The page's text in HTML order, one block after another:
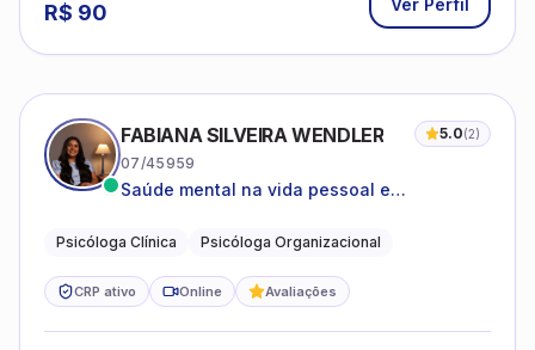
R$ 90
FABIANA SILVEIRA WENDLER 5.0(2)
07/45959
Saúde mental na vida pessoal e
Psicóloga Clínica Psicóloga Organizacional
CRP ativo Online Avaliações